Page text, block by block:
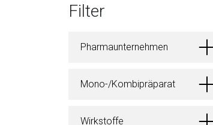
Filter
Pharmaunternehmen
Mono-/Kombipräparat
Wirkstoffe